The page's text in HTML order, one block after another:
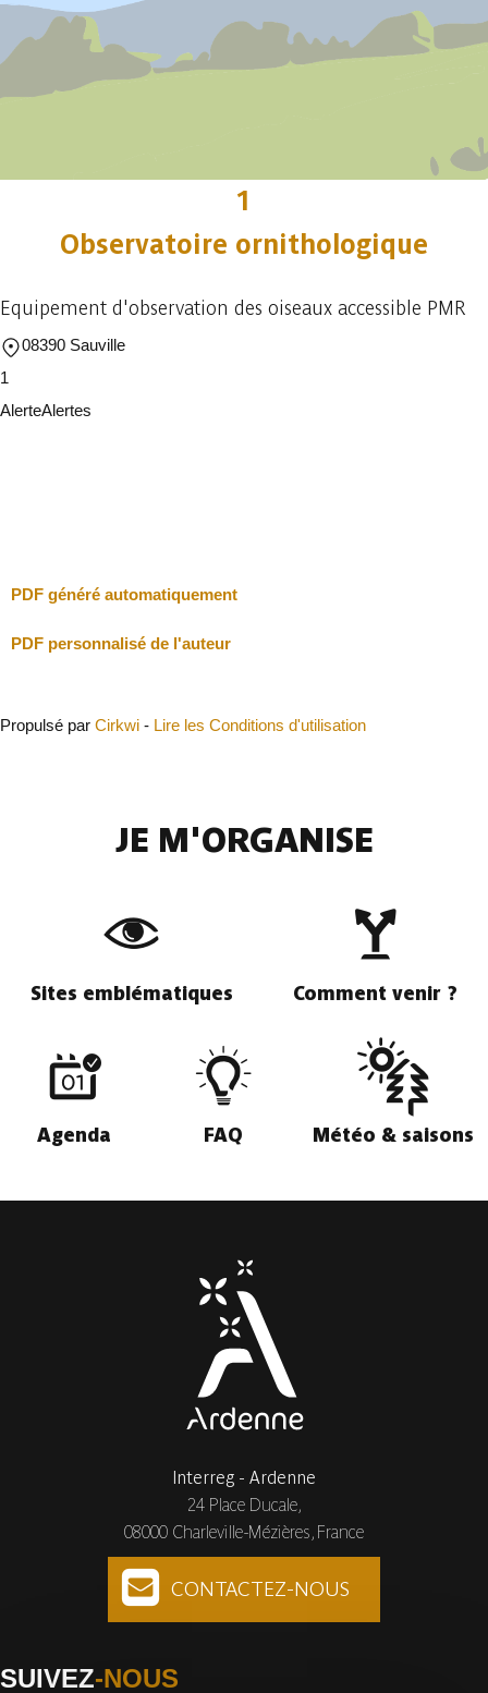
1
Observatoire ornithologique
Equipement d'observation des oiseaux accessible PMR
08390 Sauville
1
AlerteAlertes
PDF généré automatiquement
PDF personnalisé de l'auteur
Propulsé par Cirkwi - Lire les Conditions d'utilisation
JE M'ORGANISE
Sites emblématiques Comment venir ?
Agenda FAQ Météo & saisons
Interreg - Ardenne
24 Place Ducale,
08000 Charleville-Mézières, France
CONTACTEZ-NOUS
SUIVEZ-NOUS